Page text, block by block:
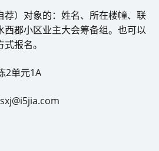
荐）对象的：姓名、所在楼幢、联
西郡小区业主大会筹备组。也可以
报名。
2单元1A